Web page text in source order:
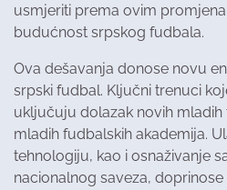
usmjeriti prema ovim
budućnost srpskog fudbala.
Ova dešavanja donose novu
srpski fudbal. Ključni trenuci
uključuju dolazak novih
mladih fudbalskih akademija.
tehnologiju, kao i osnaživanje
nacionalnog saveza,